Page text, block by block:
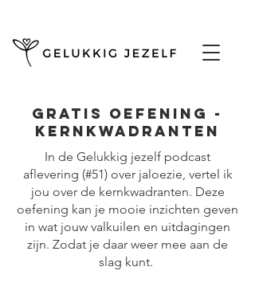
GRATIS OEFENING -
KERNKWADRANTEN
In de Gelukkig jezelf podcast
aflevering (#51) over jaloezie, vertel ik
jou over de kernkwadranten. Deze
oefening kan je mooie inzichten geven
in wat jouw valkuilen en uitdagingen
zijn. Zodat je daar weer mee aan de
slag kunt.